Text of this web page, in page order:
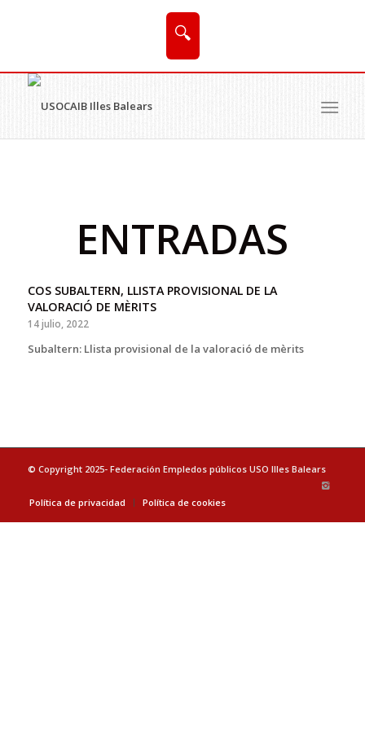
🔍
ENTRADAS
COS SUBALTERN, LLISTA PROVISIONAL DE LA
VALORACIÓ DE MÈRITS
14 julio, 2022
Subaltern: Llista provisional de la valoració de mèrits
© Copyright 2025- Federación Empledos públicos USO Illes Balears
Política de privacidad Política de cookies